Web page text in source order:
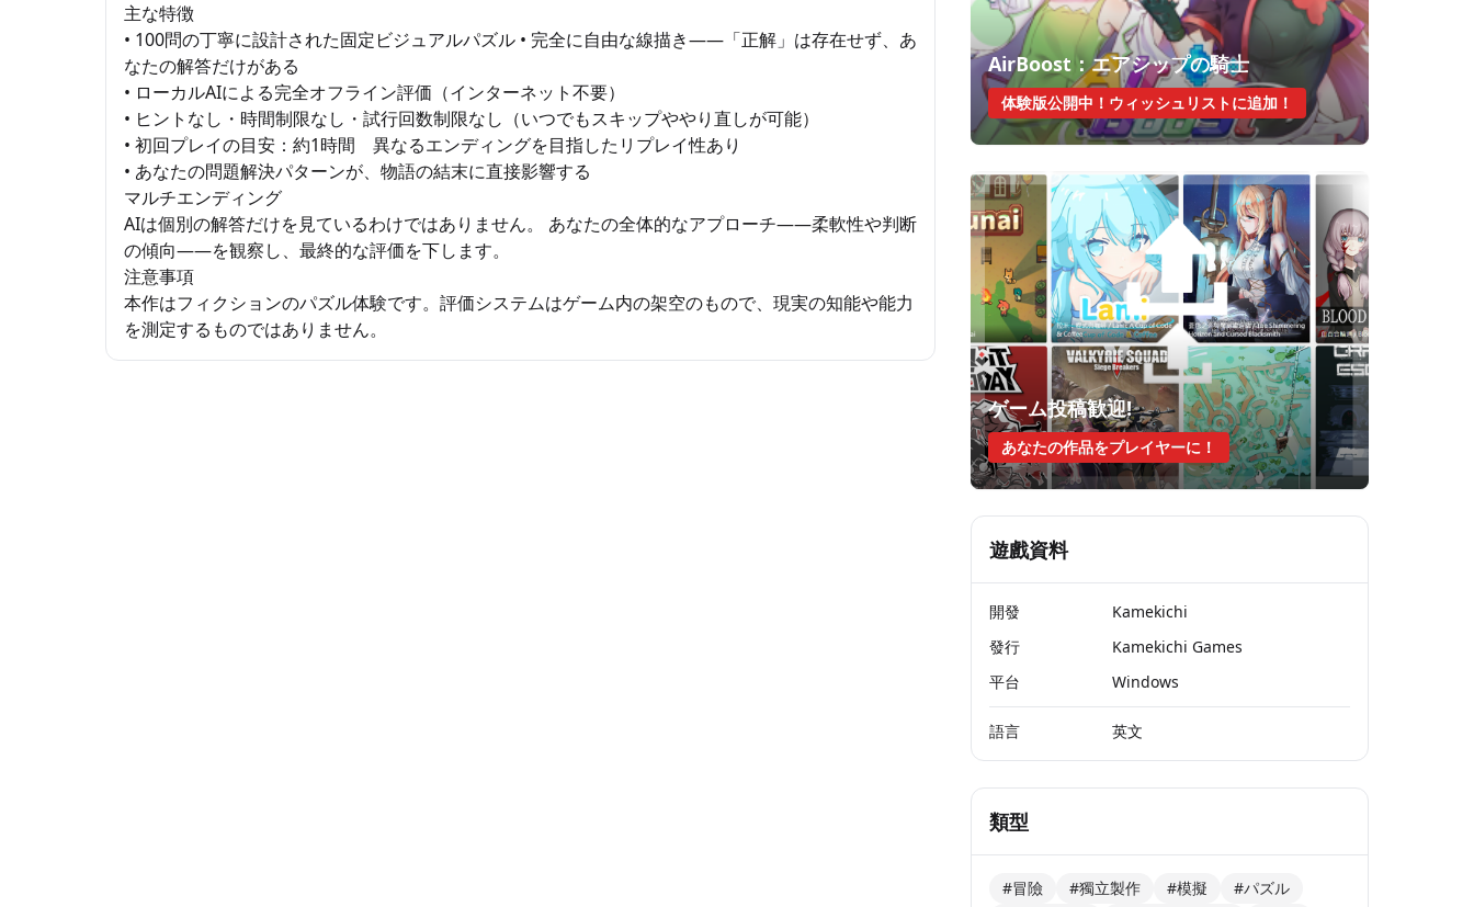
主な特徴
• 100問の丁寧に設計された固定ビジュアルパズル • 完全に自由な線描き——「正解」は存在せず、あ
なたの解答だけがある
• ローカルAIによる完全オフライン評価（インターネット不要）
• ヒントなし・時間制限なし・試行回数制限なし（いつでもスキップややり直しが可能）
• 初回プレイの目安：約1時間 異なるエンディングを目指したリプレイ性あり
• あなたの問題解決パターンが、物語の結末に直接影響する
マルチエンディング
AIは個別の解答だけを見ているわけではありません。 あなたの全体的なアプローチ——柔軟性や判断
の傾向——を観察し、最終的な評価を下します。
注意事項
本作はフィクションのパズル体験です。評価システムはゲーム内の架空のもので、現実の知能や能力
を測定するものではありません。
AirBoost：エアシップの騎士
体験版公開中！ウィッシュリストに追加！
ゲーム投稿歓迎!
あなたの作品をプレイヤーに！
遊戲資料
開發
Kamekichi
發行
Kamekichi Games
平台
Windows
語言 英文
類型
#冒險 #獨立製作 #模擬
#パズル